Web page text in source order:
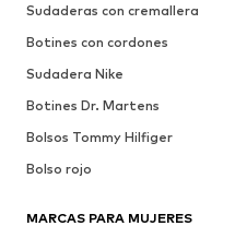
Sudaderas con cremallera
Botines con cordones
Sudadera Nike
Botines Dr. Martens
Bolsos Tommy Hilfiger
Bolso rojo
MARCAS PARA MUJERES